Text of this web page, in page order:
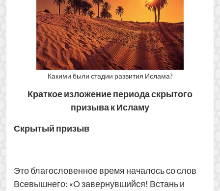
Какими были стадии развития Ислама?
Краткое изложение периода скрытого
призыва к Исламу
Скрытый призыв
Это благословенное время началось со слов
Всевышнего: «О завернувшийся! Встань и